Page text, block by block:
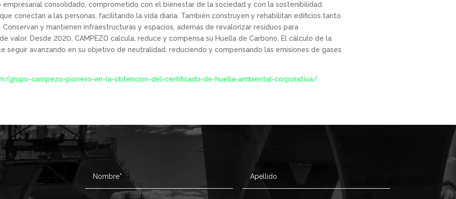
empresarial consolidado, comprometido con el bienestar de la sociedad y con la sostenibilidad.
conectan a las personas, facilitando la vida diaria. También construyen y rehabilitan edificios tanto
Conservan y mantienen infraestructuras y espacios, además de revalorizar residuos para
valor. Desde 2020, CAMPEZO calcula, reduce y compensa su Huella de Carbono. El cálculo de la
seguir avanzando en su objetivo de neutralidad, reduciendo y compensando las emisiones de gases
grupo-campezo-pionero-en-la-obtencion-del-certificado-de-huella-ambiental-corporativa/